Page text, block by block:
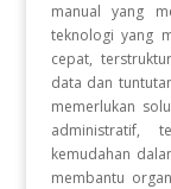
manual yang
teknologi yang
cepat,
data dan
memerlukan
administratif,
kemudahan
membantu